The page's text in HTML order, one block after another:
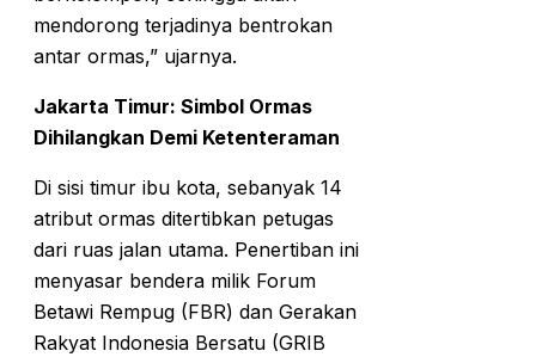
mendorong terjadinya bentrokan
antar ormas,” ujarnya.
Jakarta Timur: Simbol Ormas
Dihilangkan Demi Ketenteraman
Di sisi timur ibu kota, sebanyak 14
atribut ormas ditertibkan petugas
dari ruas jalan utama. Penertiban ini
menyasar bendera milik Forum
Betawi Rempug (FBR) dan Gerakan
Rakyat Indonesia Bersatu (GRIB